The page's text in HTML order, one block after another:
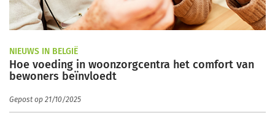
NIEUWS IN BELGIË
Hoe voeding in woonzorgcentra het comfort van
bewoners beïnvloedt
Gepost op 21/10/2025